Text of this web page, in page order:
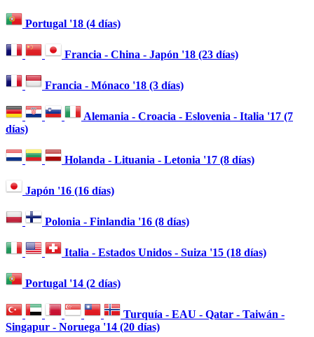
Portugal '18 (4 días)
Francia - China - Japón '18 (23 días)
Francia - Mónaco '18 (3 días)
Alemania - Croacia - Eslovenia - Italia '17 (7
días)
Holanda - Lituania - Letonia '17 (8 días)
Japón '16 (16 días)
Polonia - Finlandia '16 (8 días)
Italia - Estados Unidos - Suiza '15 (18 días)
Portugal '14 (2 días)
Turquía - EAU - Qatar - Taiwán -
Singapur - Noruega '14 (20 días)